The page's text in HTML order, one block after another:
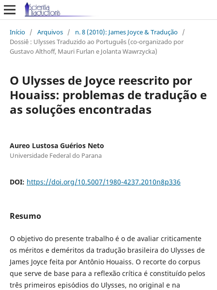
Início / Arquivos / n. 8 (2010): James Joyce & Tradução /
Dossiê : Ulysses Traduzido ao Português (co-organizado por
Gustavo Althoff, Mauri Furlan e Jolanta Wawrzycka)
O Ulysses de Joyce reescrito por
Houaiss: problemas de tradução e
as soluções encontradas
Aureo Lustosa Guérios Neto
Universidade Federal do Parana
DOI: https://doi.org/10.5007/1980-4237.2010n8p336
Resumo
O objetivo do presente trabalho é o de avaliar criticamente
os méritos e deméritos da tradução brasileira do Ulysses de
James Joyce feita por Antônio Houaiss. O recorte do corpus
que serve de base para a reflexão crítica é constituído pelos
três primeiros episódios do Ulysses, no original e na